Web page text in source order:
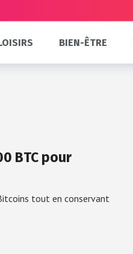
BIEN-ÊTRE
BTC pour
tout en conservant